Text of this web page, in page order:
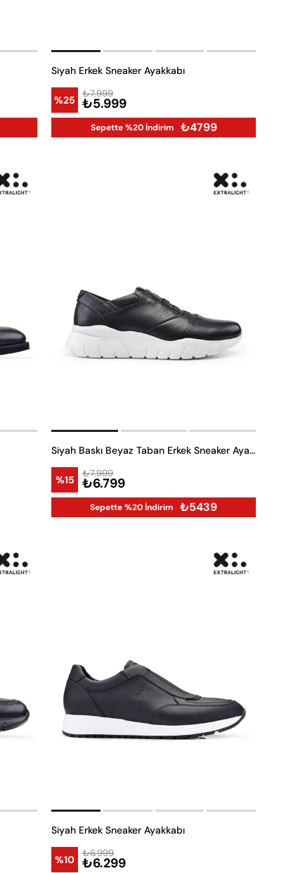
Siyah Erkek Sneaker Ayakkabı
%25 ₺5.999
₺7.999
Sepette %20 İndirim ₺4799
Siyah Baskı Beyaz Taban Erkek Sneaker Ayakkabı
%15 ₺6.799
₺7.999
Sepette %20 İndirim ₺5439
Siyah Erkek Sneaker Ayakkabı
%10 ₺6.299
₺6.999